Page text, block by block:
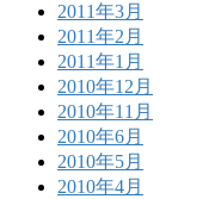
2011年3月
2011年2月
2011年1月
2010年12月
2010年11月
2010年6月
2010年5月
2010年4月